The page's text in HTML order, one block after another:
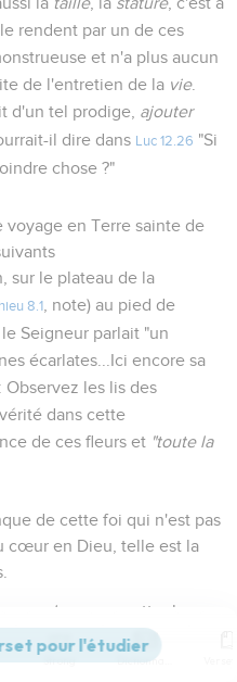
rendent par un de ces
et n'a plus aucun
de l'entretien de la vie.
d'un tel prodige, ajouter
il dire dans Luc 12.26 "Si
chose ?"
voyage en Terre sainte de
sur le plateau de la
8.1
, note) au pied de
Seigneur parlait "un
écarlates...Ici encore sa
Observez les lis des
dans cette
de ces fleurs et "toute la
de cette foi qui n'est pas
cœur en Dieu, telle est la
ces choses
, y mettre leur
leur manquent, parce
de fausses divinités ou
Strong